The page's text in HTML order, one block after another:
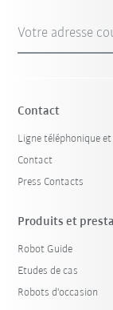
Votre adresse
Contact
Ligne téléphonique
Contact
Press Contacts
Produits et
Robot Guide
Etudes de cas
Robots d'occasion